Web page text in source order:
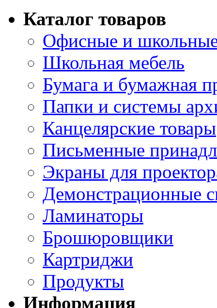
Каталог товаров
Офисные и
Школьная мебель
Бумага и бумажная
Папки и системы
Канцелярские товары
Письменные
Экраны для
Демонстрационные
Ламинаторы
Брошюровщики
Картриджи
Продукты
Информация